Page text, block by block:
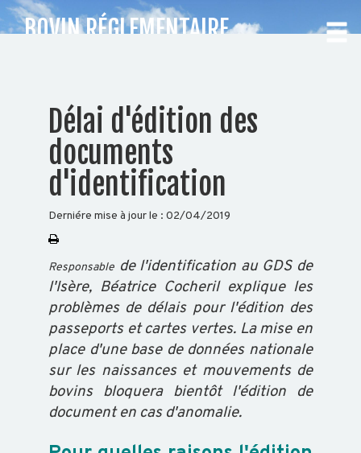
CHOISISSEZ
DÉPARTEMENT
BOVIN
CAPRIN
BOVIN RÉGLEMENTAIRE
Délai d'édition des
documents
d'identification
Derniére mise à jour le : 02/04/2019
Responsable de l'identification au GDS de
l'Isère, Béatrice Cocheril explique les
problèmes de délais pour l'édition des
passeports et cartes vertes. La mise en
place d'une base de données nationale
sur les naissances et mouvements de
bovins bloquera bientôt l'édition de
document en cas d'anomalie.